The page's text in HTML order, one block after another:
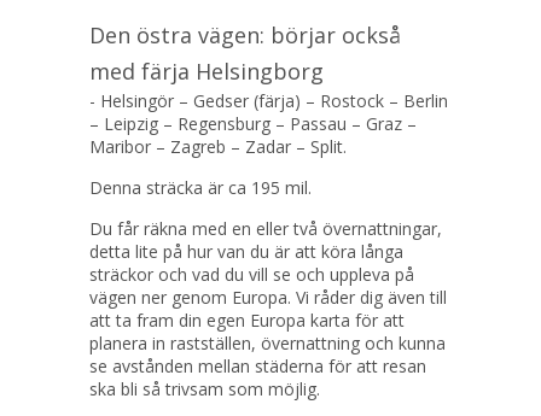
Den östra vägen: börjar också
med färja Helsingborg
- Helsingör – Gedser (färja) – Rostock – Berlin
– Leipzig – Regensburg – Passau – Graz –
Maribor – Zagreb – Zadar – Split.
Denna sträcka är ca 195 mil.
Du får räkna med en eller två övernattningar,
detta lite på hur van du är att köra långa
sträckor och vad du vill se och uppleva på
vägen ner genom Europa. Vi råder dig även till
att ta fram din egen Europa karta för att
planera in rastställen, övernattning och kunna
se avstånden mellan städerna för att resan
ska bli så trivsam som möjlig.